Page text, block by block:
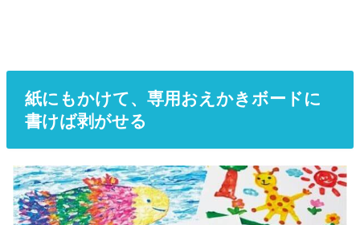
紙にもかけて、専用おえかきボードに
書けば剥がせる